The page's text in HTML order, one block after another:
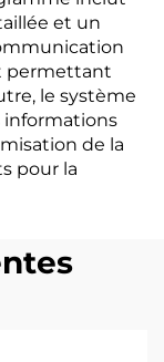
et un
permettant
le système
informations
de la
pour la